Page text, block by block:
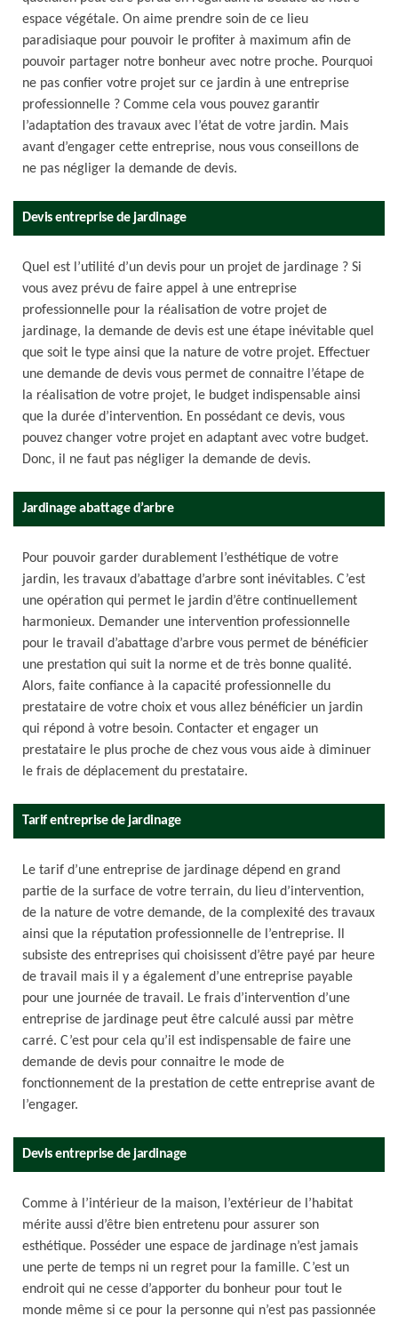
espace végétale. On aime prendre soin de ce lieu
paradisiaque pour pouvoir le profiter à maximum afin de
pouvoir partager notre bonheur avec notre proche. Pourquoi
ne pas confier votre projet sur ce jardin à une entreprise
professionnelle ? Comme cela vous pouvez garantir
l’adaptation des travaux avec l’état de votre jardin. Mais
avant d’engager cette entreprise, nous vous conseillons de
ne pas négliger la demande de devis.
Devis entreprise de jardinage
Quel est l’utilité d’un devis pour un projet de jardinage ? Si
vous avez prévu de faire appel à une entreprise
professionnelle pour la réalisation de votre projet de
jardinage, la demande de devis est une étape inévitable quel
que soit le type ainsi que la nature de votre projet. Effectuer
une demande de devis vous permet de connaitre l’étape de
la réalisation de votre projet, le budget indispensable ainsi
que la durée d’intervention. En possédant ce devis, vous
pouvez changer votre projet en adaptant avec votre budget.
Donc, il ne faut pas négliger la demande de devis.
Jardinage abattage d’arbre
Pour pouvoir garder durablement l’esthétique de votre
jardin, les travaux d’abattage d’arbre sont inévitables. C’est
une opération qui permet le jardin d’être continuellement
harmonieux. Demander une intervention professionnelle
pour le travail d’abattage d’arbre vous permet de bénéficier
une prestation qui suit la norme et de très bonne qualité.
Alors, faite confiance à la capacité professionnelle du
prestataire de votre choix et vous allez bénéficier un jardin
qui répond à votre besoin. Contacter et engager un
prestataire le plus proche de chez vous vous aide à diminuer
le frais de déplacement du prestataire.
Tarif entreprise de jardinage
Le tarif d’une entreprise de jardinage dépend en grand
partie de la surface de votre terrain, du lieu d’intervention,
de la nature de votre demande, de la complexité des travaux
ainsi que la réputation professionnelle de l’entreprise. Il
subsiste des entreprises qui choisissent d’être payé par heure
de travail mais il y a également d’une entreprise payable
pour une journée de travail. Le frais d’intervention d’une
entreprise de jardinage peut être calculé aussi par mètre
carré. C’est pour cela qu’il est indispensable de faire une
demande de devis pour connaitre le mode de
fonctionnement de la prestation de cette entreprise avant de
l’engager.
Devis entreprise de jardinage
Comme à l’intérieur de la maison, l’extérieur de l’habitat
mérite aussi d’être bien entretenu pour assurer son
esthétique. Posséder une espace de jardinage n’est jamais
une perte de temps ni un regret pour la famille. C’est un
endroit qui ne cesse d’apporter du bonheur pour tout le
monde même si ce pour la personne qui n’est pas passionnée